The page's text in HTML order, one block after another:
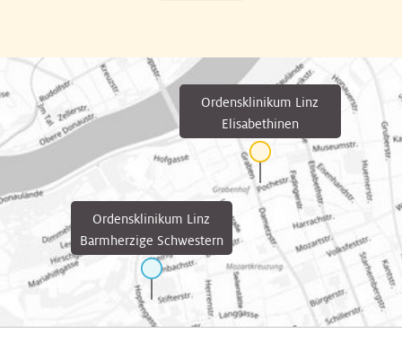
Ordensklinikum Linz
Barmherzige Schwestern
Ordensklinikum Linz
Elisabethinen